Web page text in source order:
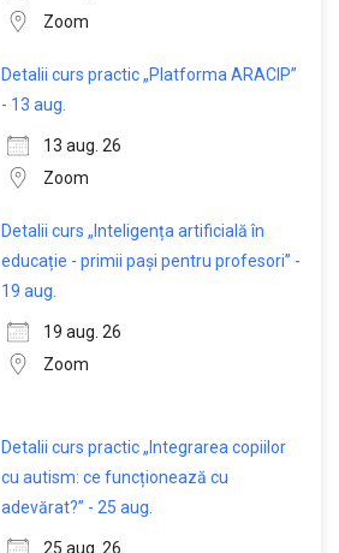
Zoom
Detalii curs practic „Platforma ARACIP”
- 13 aug.
13 aug. 26
Zoom
Detalii curs „Inteligența artificială în
educație - primii pași pentru profesori” -
19 aug.
19 aug. 26
Zoom
Detalii curs practic „Integrarea copiilor
cu autism: ce funcționează cu
adevărat?” - 25 aug.
25 aug. 26